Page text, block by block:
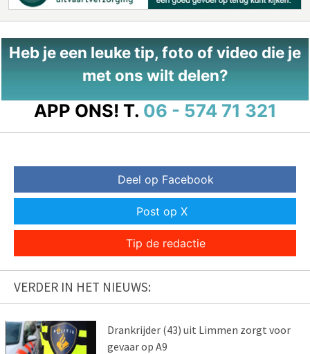
Heb je een leuke tip, foto of video die je
met ons wilt delen?
APP ONS! T. 06 - 574 71 321
Deel op Facebook
Post op X
Tip de redactie
VERDER IN HET NIEUWS:
Drankrijder (43) uit Limmen zorgt voor
gevaar op A9